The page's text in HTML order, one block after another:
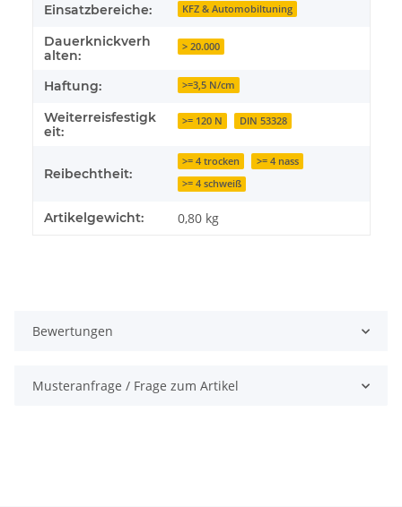
Einsatzbereiche: KFZ & Automobiltuning
Dauerknickverh
alten:
> 20.000
Haftung: >=3,5 N/cm
Weiterreisfestigk
eit:
>= 120 N DIN 53328
Reibechtheit:
>= 4 trocken
>= 4 nass
>= 4 schweiß
Artikelgewicht: 0,80 kg
Bewertungen
Musteranfrage / Frage zum Artikel